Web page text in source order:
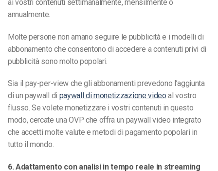
ai vostri contenuti settimanalmente, mensilmente o
annualmente.
Molte persone non amano seguire le pubblicità e i modelli di
abbonamento che consentono di accedere a contenuti privi di
pubblicità sono molto popolari.
Sia il pay-per-view che gli abbonamenti prevedono l’aggiunta
di un paywall di paywall di monetizzazione video al vostro
flusso. Se volete monetizzare i vostri contenuti in questo
modo, cercate una OVP che offra un paywall video integrato
che accetti molte valute e metodi di pagamento popolari in
tutto il mondo.
6. Adattamento con analisi in tempo reale in streaming